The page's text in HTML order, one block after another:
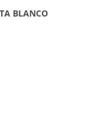
BLANCO